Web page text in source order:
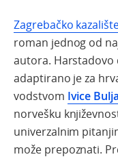
Zagrebačko
roman jednog od
autora. Harstadovo
adaptirano je za
vodstvom Ivice
norvešku
univerzalnim
može prepoznati.